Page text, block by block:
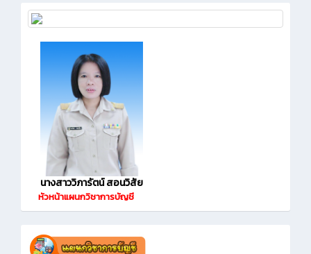
นางสาววิภารัตน์ สอนวิสัย
หัวหน้าแผนกวิชาการบัญชี